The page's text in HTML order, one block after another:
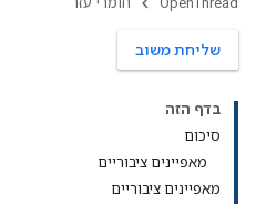
שליחת משוב
בדף הזה
סיכום
מאפיינים ציבוריים
מאפיינים ציבוריים